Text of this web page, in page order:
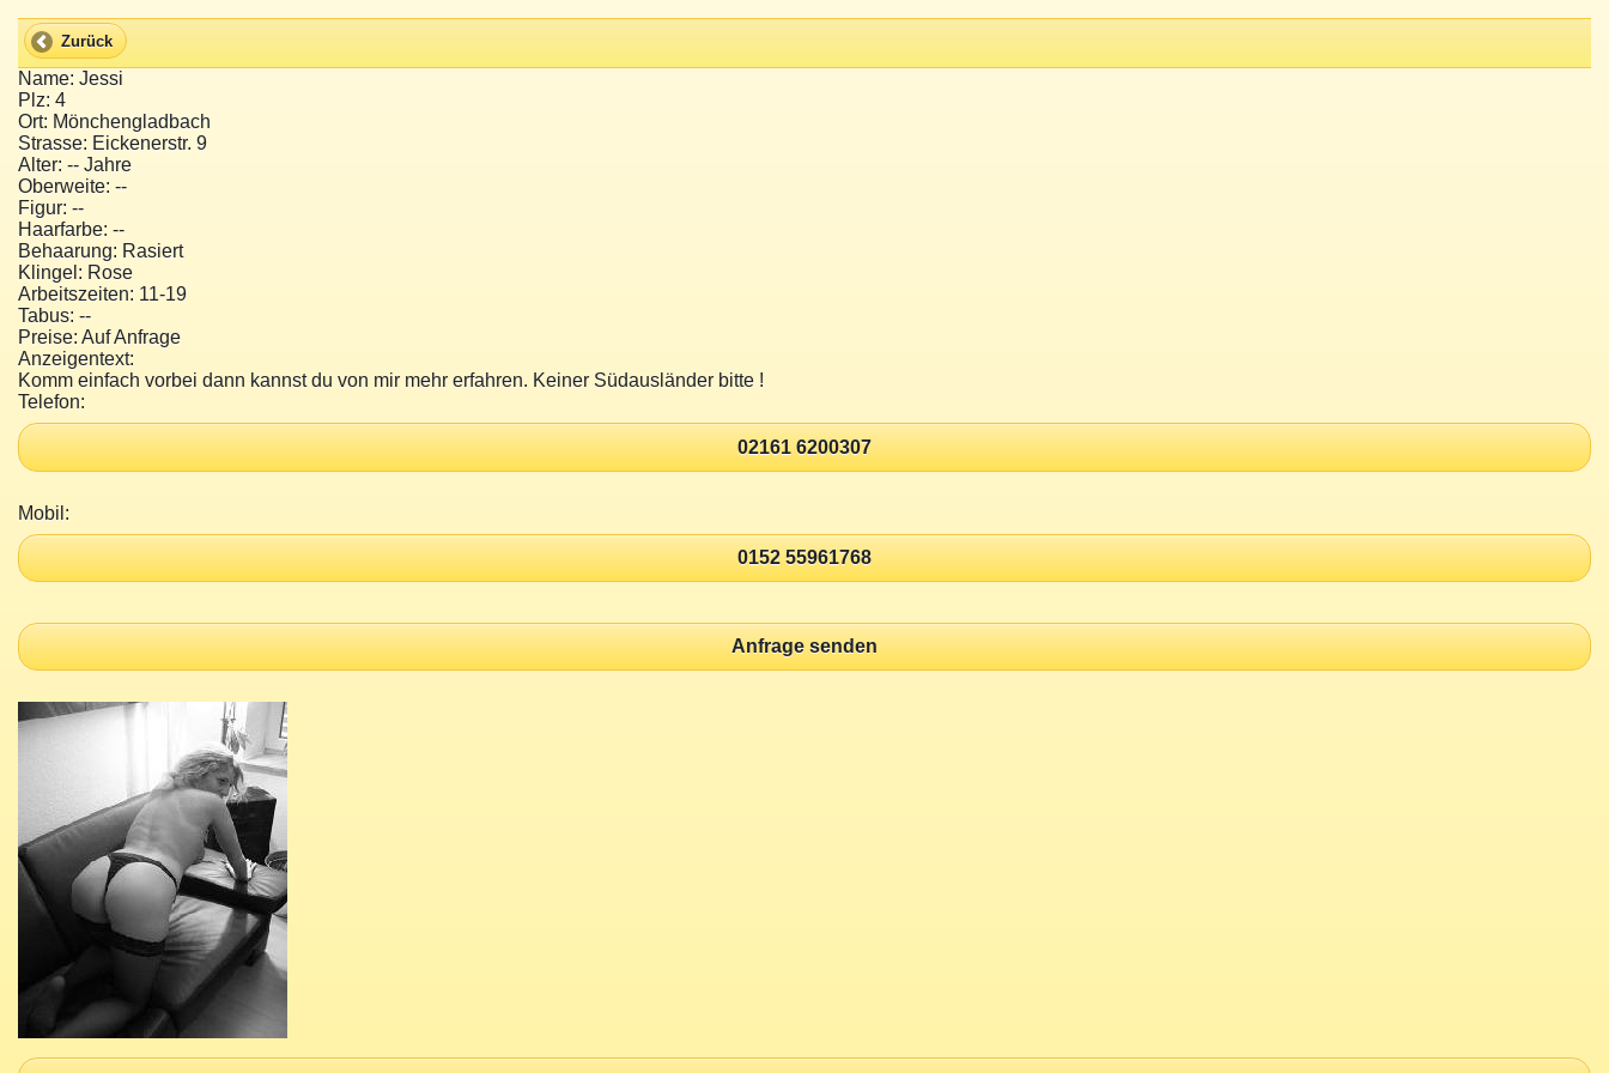
Zurück
Name: Jessi
Plz: 4
Ort: Mönchengladbach
Strasse: Eickenerstr. 9
Alter: -- Jahre
Oberweite: --
Figur: --
Haarfarbe: --
Behaarung: Rasiert
Klingel: Rose
Arbeitszeiten: 11-19
Tabus: --
Preise: Auf Anfrage
Anzeigentext:
Komm einfach vorbei dann kannst du von mir mehr erfahren. Keiner Südausländer bitte !
Telefon:
02161 6200307
Mobil:
0152 55961768
Anfrage senden